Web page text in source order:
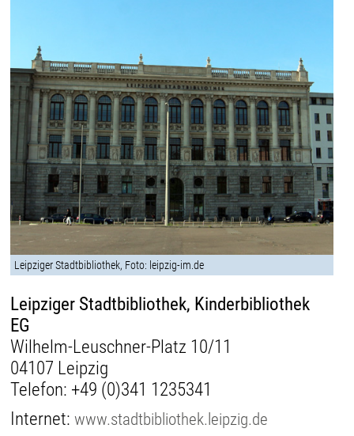
Leipziger Stadtbibliothek, Foto: leipzig-im.de
Leipziger Stadtbibliothek, Kinderbibliothek
EG
Wilhelm-Leuschner-Platz 10/11
04107 Leipzig
Telefon: +49 (0)341 1235341
Internet:www.stadtbibliothek.leipzig.de